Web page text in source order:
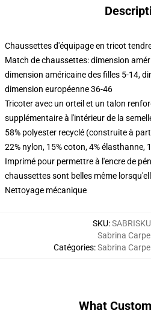
Chaussettes d'équipage en tricot
Match de chaussettes: dimension
dimension américaine des filles 5-14,
dimension européenne 36-46
Tricoter avec un orteil et un talon
supplémentaire à l'intérieur de la
58% polyester recyclé (construite à
22% nylon, 15% coton, 4% élasthanne,
Imprimé pour permettre à l'encre de
chaussettes sont belles même
Nettoyage mécanique
SKU:
Catégories:
Sabrina
Sabrina
What